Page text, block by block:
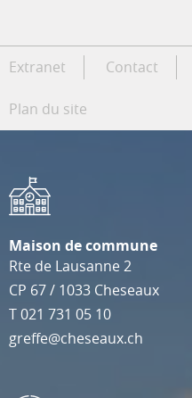
Extranet Contact
Plan du site
Maison de commune
Rte de Lausanne 2
CP 67/ 1033 Cheseaux
T021 731 05 10
greffe@cheseaux.ch